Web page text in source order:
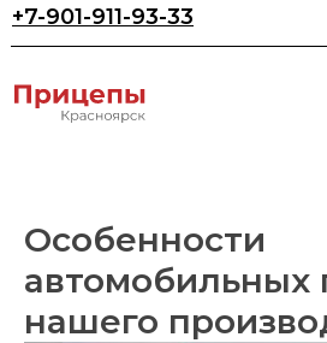
+7-901-911-93-33
Особенности
автомобильных
нашего